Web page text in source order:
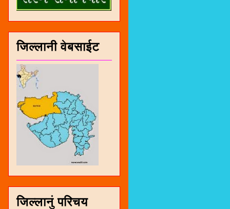
जिल्लानी वेबसाईट
जिल्लानुं परिचय